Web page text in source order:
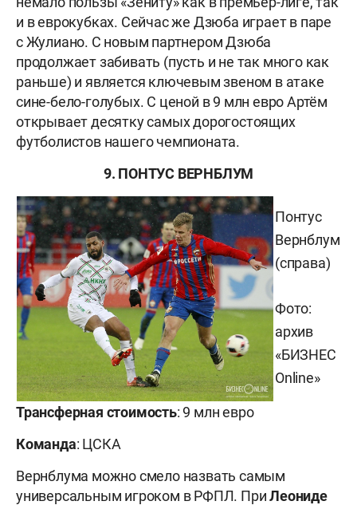
и в еврокубках. Сейчас же Дзюба играет в паре
с Жулиано. С новым партнером Дзюба
продолжает забивать (пусть и не так много как
раньше) и является ключевым звеном в атаке
сине-бело-голубых. С ценой в 9 млн евро Артём
открывает десятку самых дорогостоящих
футболистов нашего чемпионата.
9. ПОНТУС ВЕРНБЛУМ
Понтус
Вернблум
(справа)
Фото:
архив
«БИЗНЕС
Online»
Трансферная стоимость: 9 млн евро
Команда: ЦСКА
Вернблума можно смело назвать самым
универсальным игроком в РФПЛ. ПриЛеониде